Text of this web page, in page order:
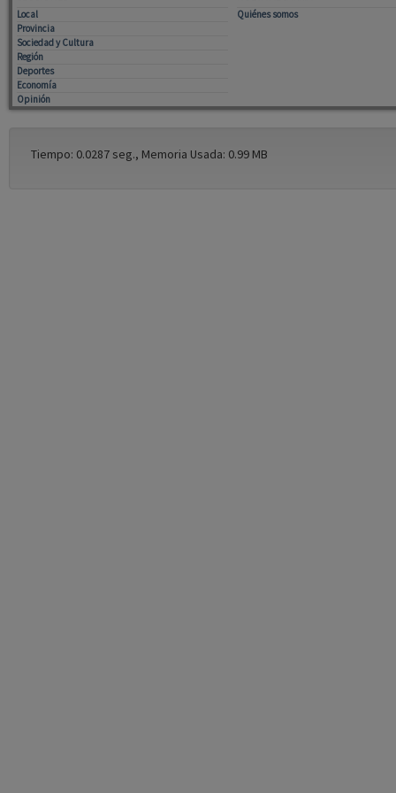
Local
Provincia
Sociedad y Cultura
Región
Deportes
Economía
Opinión
Quiénes somos
Tiempo: 0.0287 seg., Memoria Usada: 0.99 MB